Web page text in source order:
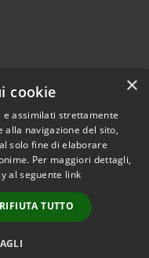
BS
© 2026 • Comune di
Municipium•
Accesso
redazione
×
cookie
e assimilati strettamente
alla navigazione del sito,
solo fine di elaborare
Per maggiori dettagli,
al seguente link
RIFIUTA TUTTO